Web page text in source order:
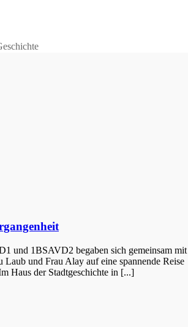
und 1BSAVD2 begaben sich gemein­sam mit
Laub und Frau Alay auf eine spannen­de Reise
Haus der Stadt­ge­schich­te in [...]